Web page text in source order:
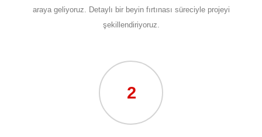
araya geliyoruz. Detaylı bir beyin fırtınası süreciyle projeyi
şekillendiriyoruz.
2